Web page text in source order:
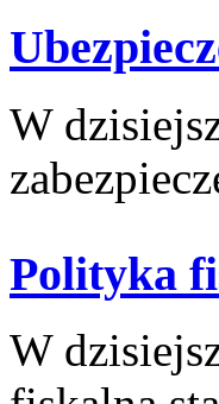
W
Polityka
W⁤